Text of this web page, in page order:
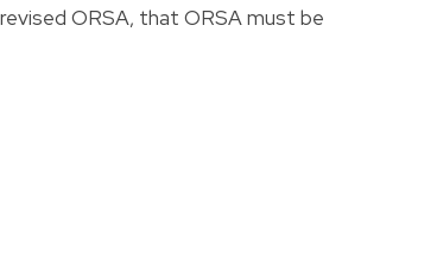
ORSA, that ORSA must be